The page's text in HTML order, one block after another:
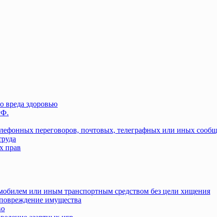
вреда здоровью
переговоров, почтовых, телеграфных или иных
прав
или иным транспортным средством без цели хищения
имущества